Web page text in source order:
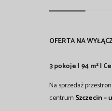
OFERTA NA
3 pokoje | 94 m² |
Na sprzedaż
centrum Szczecin–